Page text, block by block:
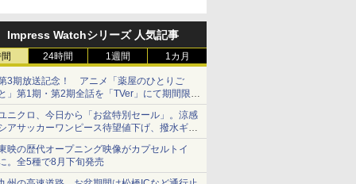
Impress Watchシリーズ 人気記事
24時間 1週間 1カ月
3期放送記念！ アニメ「薬屋のひとりご
」第1期・第2期全話を「TVer」にて期間限定
順次無料配信開始
ニクロ、今日から「お盆特別セール」。涼感
アサッカーワンピース待望値下げ、撥水ギア
ョーツは1990円に
映の歴代オープニング映像がカプセルトイ
。全5種で8月下旬発売